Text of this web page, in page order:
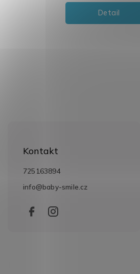
Detail
Kontakt
info@baby-smile.cz
725163894